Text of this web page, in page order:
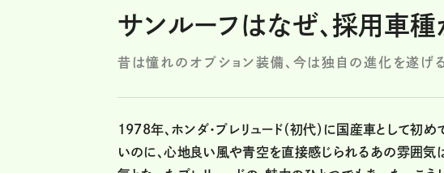
サンルーフはなぜ、採用車
昔は憧れのオプション装備、今は独自の進化を遂げ
1978年、ホンダ・プレリュード（初代）に国産車として初
いのに、心地良い風や青空を直接感じられるあの雰囲気